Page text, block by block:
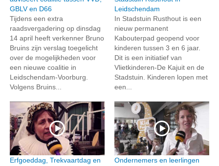
GBLV en D66
Tijdens een extra
raadsvergadering op dinsdag
14 april heeft verkenner Bruno
Bruins zijn verslag toegelicht
over de mogelijkheden voor
een nieuwe coalitie in
Leidschendam-Voorburg.
Volgens Bruins...
Leidschendam
In Stadstuin Rusthout is een
nieuw permanent
Kabouterpad geopend voor
kinderen tussen 3 en 6 jaar.
Dit is een initiatief van
Vlietkinderen-De Kajuit en de
Stadstuin. Kinderen lopen met
een...
Erfgoeddag, Trekvaartdag en
Ondernemers en leerlingen